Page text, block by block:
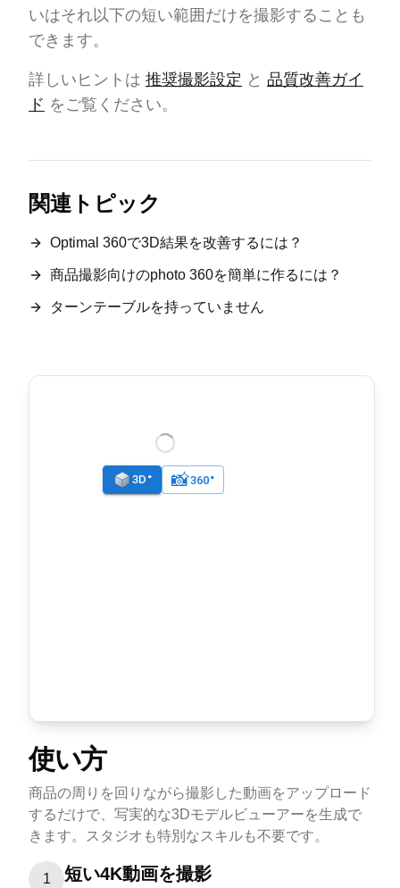
いはそれ以下の短い範囲だけを撮影することも
できます。
詳しいヒントは 推奨撮影設定 と 品質改善ガイ
ド をご覧ください。
関連トピック
Optimal 360で3D結果を改善するには？
商品撮影向けのphoto 360を簡単に作るには？
ターンテーブルを持っていません
使い方
商品の周りを回りながら撮影した動画をアップロード
するだけで、写実的な3Dモデルビューアーを生成で
きます。スタジオも特別なスキルも不要です。
1 短い4K動画を撮影